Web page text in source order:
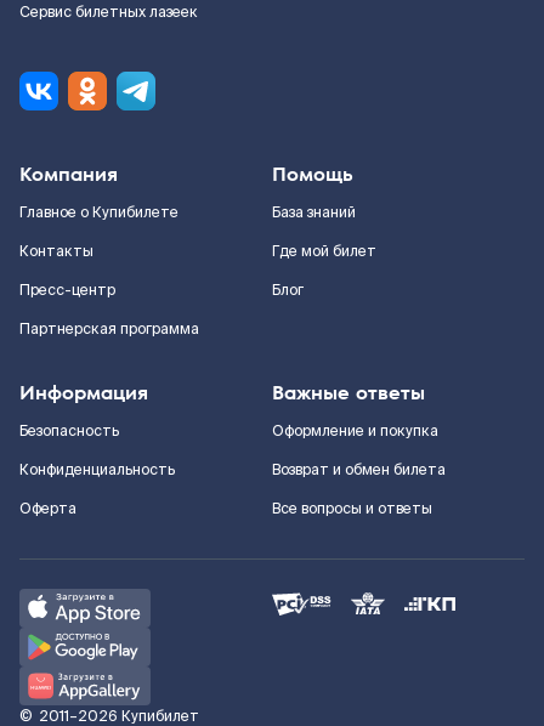
Сервис билетных лазеек
Компания
Главное о Купибилете
Контакты
Пресс-центр
Партнерская программа
Помощь
База знаний
Где мой билет
Блог
Информация
Безопасность
Конфиденциальность
Оферта
Важные ответы
Оформление и покупка
Возврат и обмен билета
Все вопросы и ответы
© 2011–2026 Купибилет